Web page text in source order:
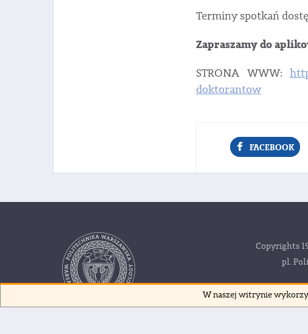
Terminy spotkań
Zapraszamy do
STRONA WWW:
doktorantow
FACEBOOK
Copyrights
pl.
W naszej witrynie